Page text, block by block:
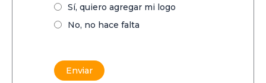
Sí, quiero agregar mi logo
No, no hace falta
Enviar